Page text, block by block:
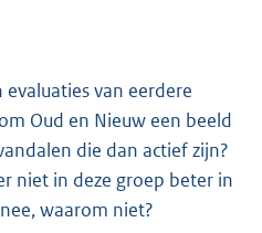
van eerdere
Oud en Nieuw een beeld
die dan actief zijn?
niet in deze groep beter in
waarom niet?